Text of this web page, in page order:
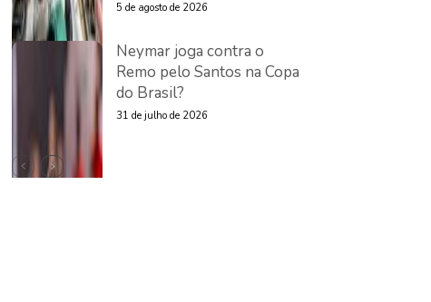
5 de agosto de 2026
Neymar joga contra o
Remo pelo Santos na Copa
do Brasil?
31 de julho de 2026